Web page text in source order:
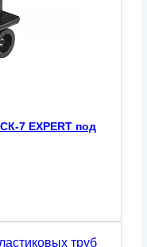
7 EXPERT под